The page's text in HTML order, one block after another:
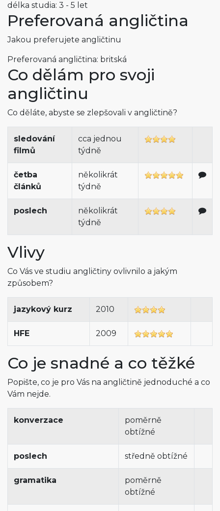
délka studia: 3 - 5 let
Preferovaná angličtina
Jakou preferujete angličtinu
Preferovaná angličtina: britská
Co dělám pro svoji
angličtinu
Co děláte, abyste se zlepšovali v angličtině?
sledování
filmů
cca jednou
týdně
četba
článků
několikrát
týdně
poslech
několikrát
týdně
Vlivy
Co Vás ve studiu angličtiny ovlivnilo a jakým
způsobem?
jazykový kurz 2010
HFE 2009
Co je snadné a co těžké
Popište, co je pro Vás na angličtině jednoduché a co
Vám nejde.
konverzace
poměrně
obtížné
poslech středně obtížné
gramatika
poměrně
obtížné